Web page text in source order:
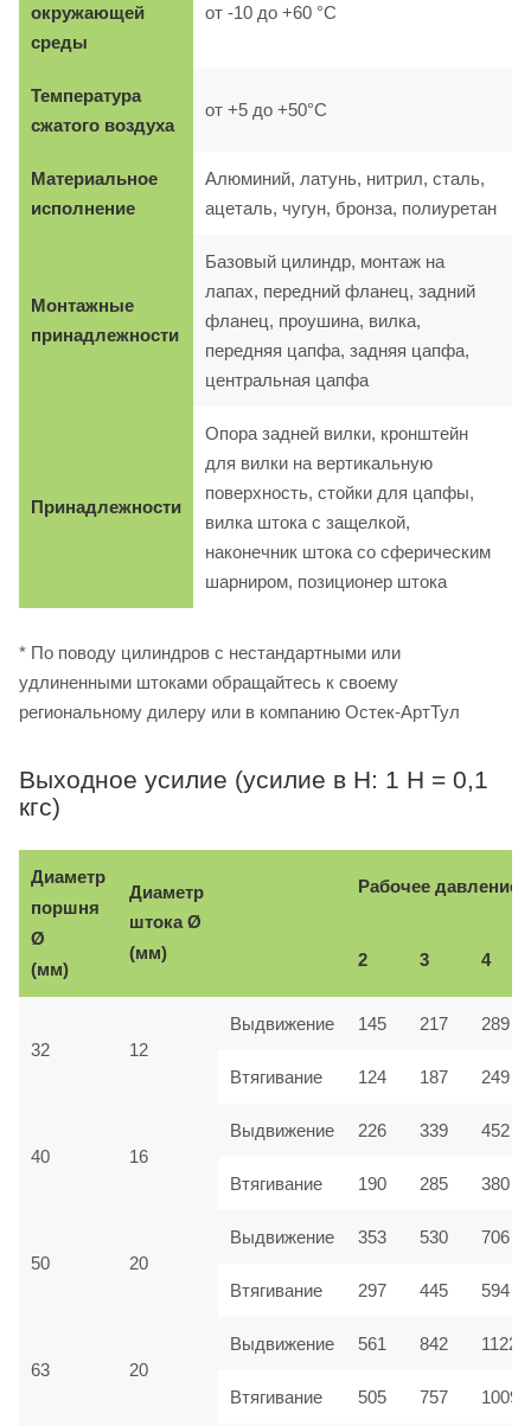
окружающей
среды
от -10 до +60 °C
Температура
сжатого воздуха
от +5 до +50°C
Материальное
исполнение
Алюминий, латунь, нитрил, сталь,
ацеталь, чугун, бронза, полиуретан
Монтажные
принадлежности
Базовый цилиндр, монтаж на
лапах, передний фланец, задний
фланец, проушина, вилка,
передняя цапфа, задняя цапфа,
центральная цапфа
Принадлежности
Опора задней вилки, кронштейн
для вилки на вертикальную
поверхность, стойки для цапфы,
вилка штока с защелкой,
наконечник штока со сферическим
шарниром, позиционер штока
* По поводу цилиндров с нестандартными или
удлиненными штоками обращайтесь к своему
региональному дилеру или в компанию Остек-АртТул
Выходное усилие (усилие в Н: 1 Н = 0,1
кгс)
Диаметр
поршня
Ø
(мм)
Диаметр
штокаØ
(мм)
Рабочее давление,
2 3 4
32 12
Выдвижение 145 217 289
Втягивание 124 187 249
40 16
Выдвижение 226 339 452
Втягивание 190 285 380
50 20
Выдвижение 353 530 706
Втягивание 297 445 594
63 20
Выдвижение 561 842 1122
Втягивание 505 757 1009